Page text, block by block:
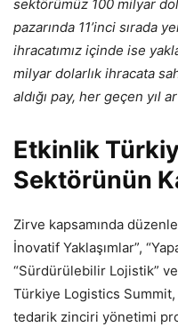
sektörümüz 100 milyar
pazarında 11’inci sırada
ihracatımız içinde ise
milyar dolarlık ihracata
aldığı pay, her geçen yıl
Etkinlik
Sektörünün
Zirve kapsamında
İnovatif Yaklaşımlar”,
“Sürdürülebilir Lojistik”
Türkiye Logistics
tedarik zinciri yönetimi